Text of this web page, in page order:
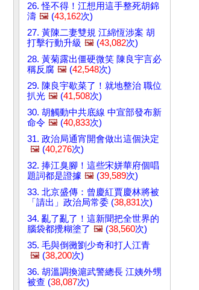
26. 怪不得！江想用這手整死胡錦
濤 🖼️ (43,162次)
27. 黃陳二妻雙規 江綿恆涉案 胡
打擊行動升級 🖼️ (43,082次)
28. 黃菊露出僵硬微笑 陳良宇言必
稱反腐 🖼️ (42,548次)
29. 陳良宇歇菜了！就地整治 職位
扒光 🖼️ (41,508次)
30. 胡觸動中共底線 中宣部發布新
命令 🖼️ (40,833次)
31. 政治局通宵開會做出這個決定
🖼️ (40,276次)
32. 捧江臭腳！這些宋姘華府個唱
題詞都是證據 🖼️ (39,589次)
33. 北京盛傳：曾慶紅賈慶林將被
「請出」政治局常委 (38,831次)
34. 亂了亂了！這新聞把全世界的
腦袋都攪糊塗了 🖼️ (38,560次)
35. 毛與倒黴劉少奇和打人江青
🖼️ (38,200次)
36. 胡溫調換滬武警總長 江姨外甥
被查 (38,087次)